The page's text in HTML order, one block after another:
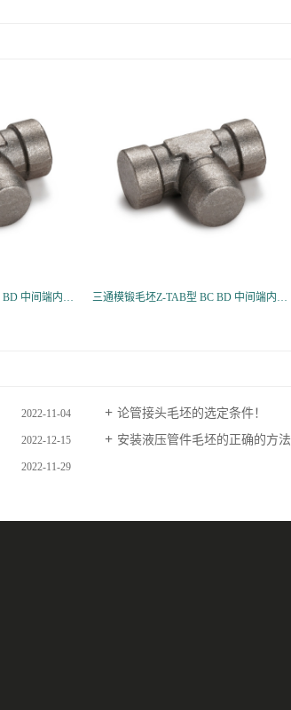
三通模锻毛坯Z-TAB型 BC BD 中间端内螺纹三通接头 三通模锻毛坯Z-TAB型 BC BD 中间端内螺纹三通接头
2022-11-04 论管接头毛坯的选定条件！
2022-12-15 安装液压管件毛坯的正确的方法
2022-11-29